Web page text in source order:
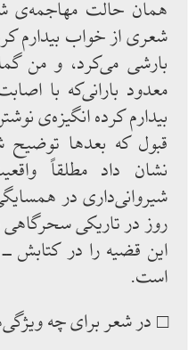
همان حالت مهاجمه‌ی
شعری ‌از خواب بیدارم
بارشی ‌می‌کرد، و من
معدود بارانی‌که با
بیدارم کرده انگیزه‌ی
قبول ‌که بعدها توضیح
نشان‌ داد مطلقاً
شیروانی‌داری در
روز در تاریکی سحرگاهی
این ‌قضیه ‌را در کتابش
است.
□ در شعر برای چه‌